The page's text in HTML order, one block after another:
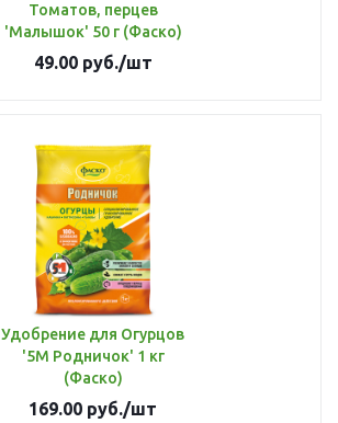
Томатов, перцев
'Малышок' 50 г (Фаско)
49.00руб./шт
Удобрение для Огурцов
'5М Родничок' 1 кг
(Фаско)
169.00 руб./шт